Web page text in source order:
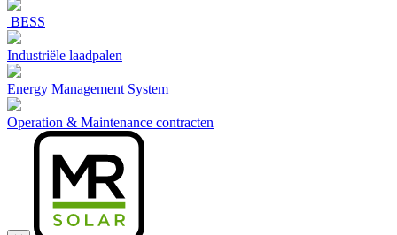
BESS
Industriële laadpalen
Energy Management System
Operation & Maintenance contracten